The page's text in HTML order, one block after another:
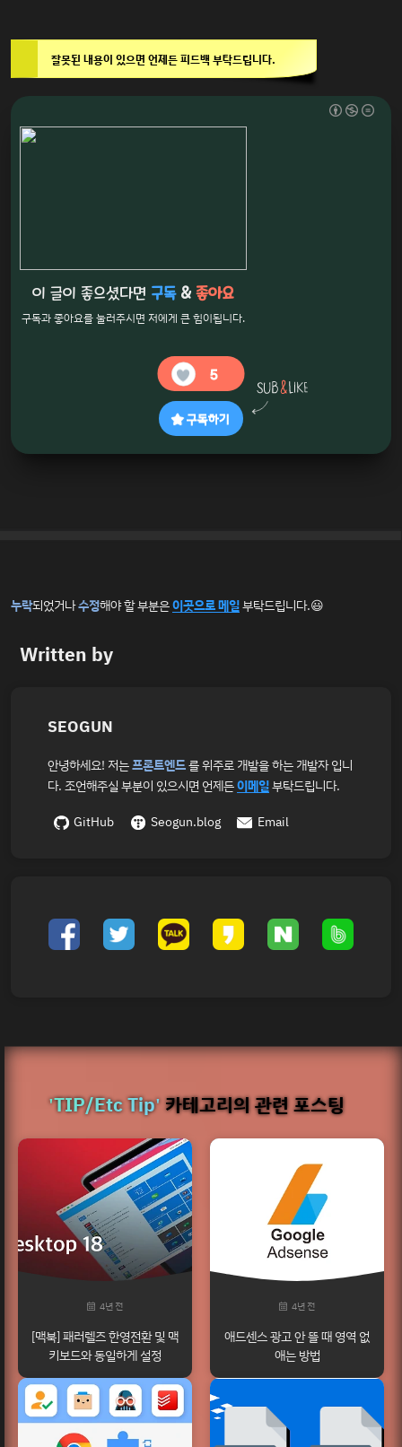
잘못된 내용이 있으면 언제든 피드백 부탁드립니다.
이 글이 좋으셨다면 구독& 좋아요
구독과 좋아요를 눌러주시면 저에게 큰 힘이됩니다.
5
구독하기
누락되었거나수정해야 할 부분은이곳으로 메일부탁드립니다.😃
Written by
SEOGUN
안녕하세요! 저는프론트엔드를 위주로 개발을 하는 개발자 입니
다. 조언해주실 부분이 있으시면 언제든이메일부탁드립니다.
GitHub
Seogun.blog Email
'TIP/Etc Tip'카테고리의 관련 포스팅
4년 전
[맥북] 패러렐즈 한영전환 및 맥
키보드와 동일하게 설정
4년 전
애드센스 광고 안 뜰 때 영역 없
애는 방법